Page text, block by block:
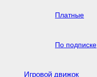
Платные
По подписке
Игровой движок